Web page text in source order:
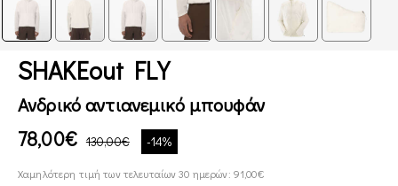
SHAKEout FLY
Ανδρικό αντιανεμικό μπουφάν
78,00€ 130,00€ -14%
Χαμηλότερη τιμή των τελευταίων 30 ημερών: 91,00€